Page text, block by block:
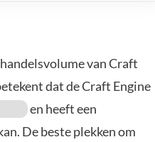
van Craft
dat de Craft Engine
en heeft een
De beste plekken om